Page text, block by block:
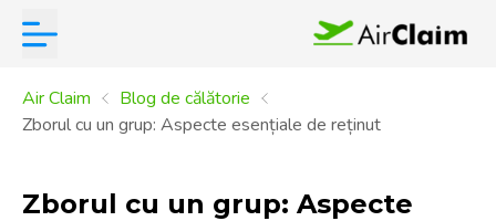
Air Claim
Blog de călătorie
Zborul cu un grup: Aspecte esențiale de reținut
Zborul cu un grup: Aspecte